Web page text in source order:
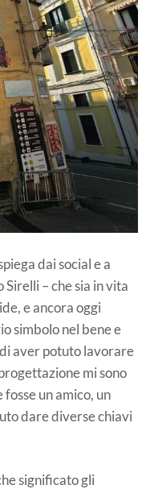
dai social e a
– che sia in vita
e ancora oggi
simbolo nel bene e
aver potuto lavorare
mi sono
un amico, un
dare diverse chiavi
significato gli